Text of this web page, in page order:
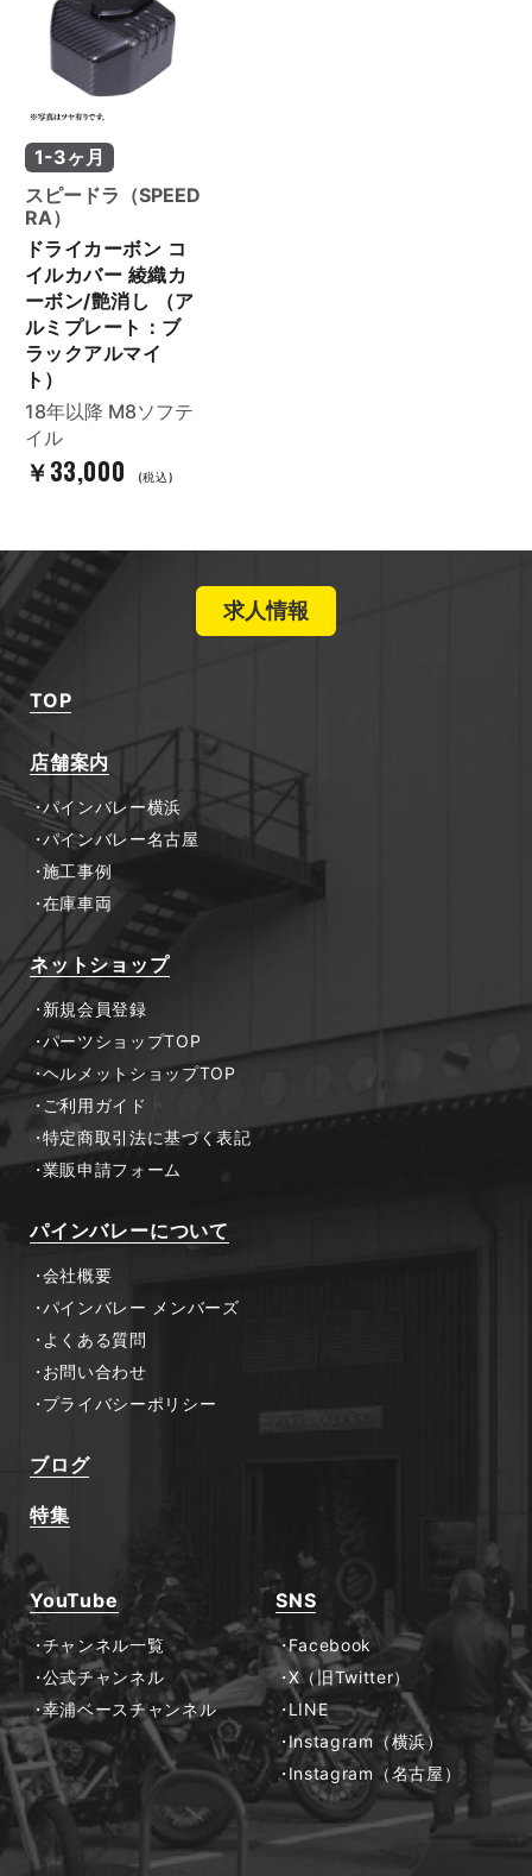
1-3ヶ月
スピードラ（SPEED
RA）
ドライカーボン コ
イルカバー 綾織カ
ーボン/艶消し （ア
ルミプレート：ブ
ラックアルマイ
ト）
18年以降 M8ソフテ
イル
￥33,000 (税込)
求人情報
TOP
店舗案内
パインバレー横浜
パインバレー名古屋
施工事例
在庫車両
ネットショップ
新規会員登録
パーツショップTOP
ヘルメットショップTOP
ご利用ガイド
特定商取引法に基づく表記
業販申請フォーム
パインバレーについて
会社概要
パインバレー メンバーズ
よくある質問
お問い合わせ
プライバシーポリシー
ブログ
特集
YouTube
チャンネル一覧
公式チャンネル
幸浦ベースチャンネル
SNS
Facebook
X（旧Twitter）
LINE
Instagram（横浜）
Instagram（名古屋）